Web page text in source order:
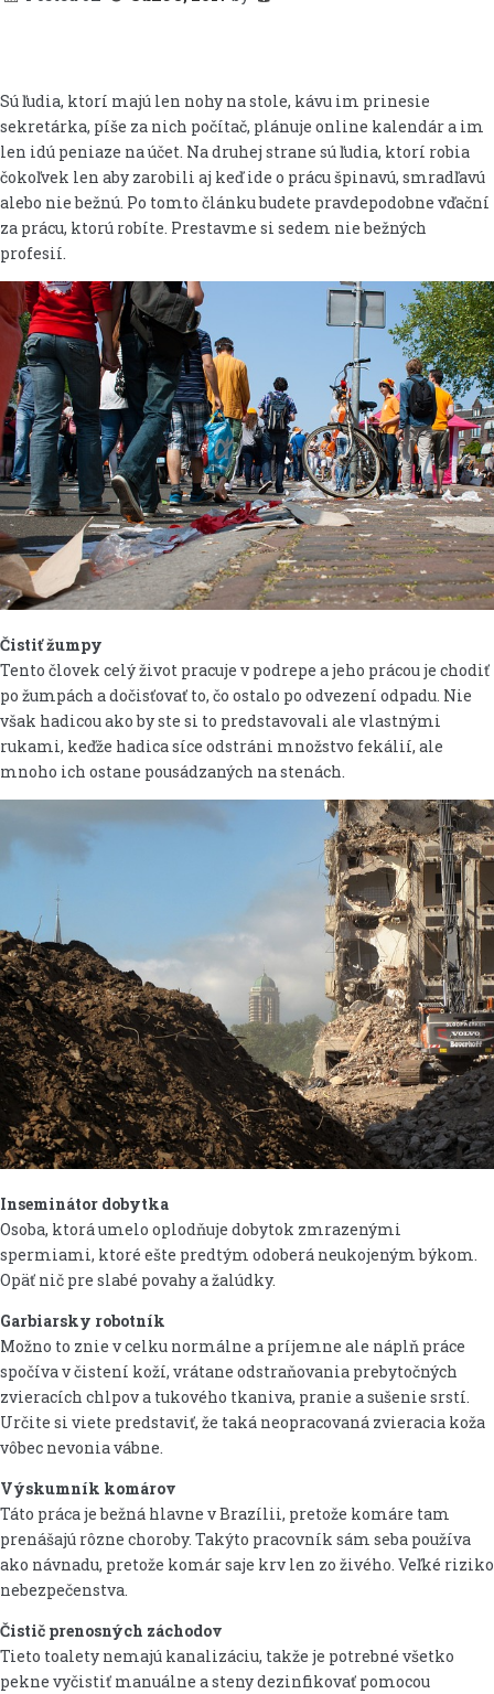
Sú ľudia, ktorí majú len nohy na stole, kávu im prinesie
sekretárka, píše za nich počítač, plánuje online kalendár a im
len idú peniaze na účet. Na druhej strane sú ľudia, ktorí robia
čokoľvek len aby zarobili aj keď ide o prácu špinavú, smradľavú
alebo nie bežnú. Po tomto článku budete pravdepodobne vďační
za prácu, ktorú robíte. Prestavme si sedem nie bežných
profesií.
Čistiť žumpy
Tento človek celý život pracuje v podrepe a jeho prácou je chodiť
po žumpách a dočisťovať to, čo ostalo po odvezení odpadu. Nie
však hadicou ako by ste si to predstavovali ale vlastnými
rukami, keďže hadica síce odstráni množstvo fekálií, ale
mnoho ich ostane pousádzaných na stenách.
Inseminátor dobytka
Osoba, ktorá umelo oplodňuje dobytok zmrazenými
spermiami, ktoré ešte predtým odoberá neukojeným býkom.
Opäť nič pre slabé povahy a žalúdky.
Garbiarsky robotník
Možno to znie v celku normálne a príjemne ale náplň práce
spočíva v čistení koží, vrátane odstraňovania prebytočných
zvieracích chlpov a tukového tkaniva, pranie a sušenie srstí.
Určite si viete predstaviť, že taká neopracovaná zvieracia koža
vôbec nevonia vábne.
Výskumník komárov
Táto práca je bežná hlavne v Brazílii, pretože komáre tam
prenášajú rôzne choroby. Takýto pracovník sám seba používa
ako návnadu, pretože komár saje krv len zo živého. Veľké riziko
nebezpečenstva.
Čistič prenosných záchodov
Tieto toalety nemajú kanalizáciu, takže je potrebné všetko
pekne vyčistiť manuálne a steny dezinfikovať pomocou